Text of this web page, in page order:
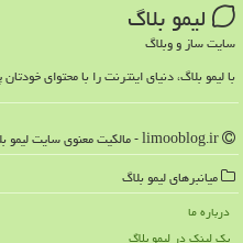
لیمو بلاگ
سایت ساز و وبلاگ
با لیمو بلاگ، دنیای اینترنت را با محتوای
میانبرهای لیمو بلاگ
درباره ما
بک لینک در لیمو بلاگ